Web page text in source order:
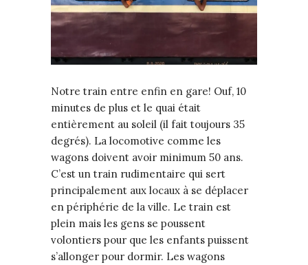
Notre train entre enfin en gare! Ouf, 10
minutes de plus et le quai était
entièrement au soleil (il fait toujours 35
degrés). La locomotive comme les
wagons doivent avoir minimum 50 ans.
C’est un train rudimentaire qui sert
principalement aux locaux à se déplacer
en périphérie de la ville. Le train est
plein mais les gens se poussent
volontiers pour que les enfants puissent
s’allonger pour dormir. Les wagons